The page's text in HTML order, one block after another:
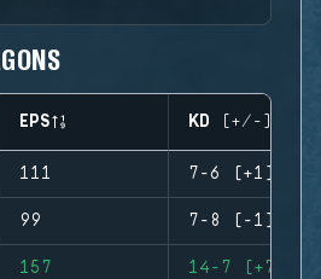
EPS KD (+/-)
111 7-6 (+1)
99 7-8 (-1)
157 14-7 (+7)